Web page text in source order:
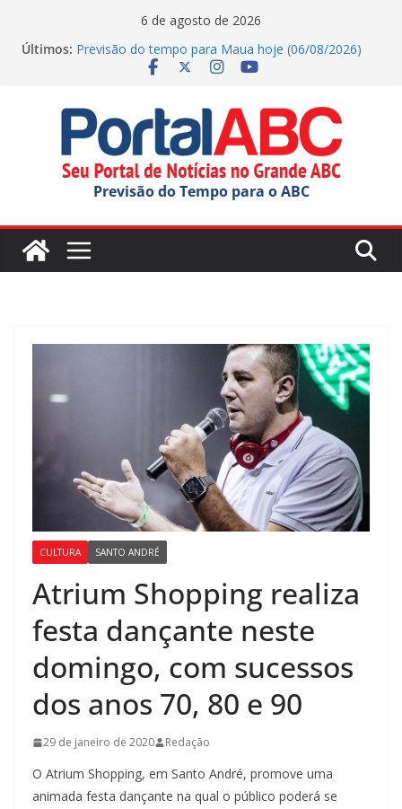
6 de agosto de 2026
Últimos: Previsão do tempo para Maua hoje (06/08/2026)
Jornada do Patrimônio tem atividades em Santo
Ana Carolina Serra comemora criação da lei do Pix
Pensão Alimentícia
Previsão do tempo para Rio Grande Da Serra hoje
(06/08/2026)
Previsão do tempo para Ribeirao Pires hoje
(06/08/2026)
Previsão do Tempo para o ABC
CULTURA SANTO ANDRÉ
Atrium Shopping realiza
festa dançante neste
domingo, com sucessos
dos anos 70, 80 e 90
29 de janeiro de 2020 Redação
O Atrium Shopping, em Santo André, promove uma
animada festa dançante na qual o público poderá se